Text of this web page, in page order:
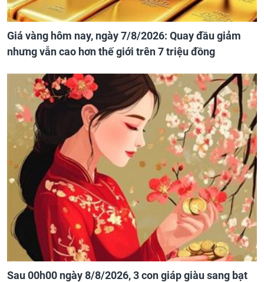
Giá vàng hôm nay, ngày 7/8/2026: Quay đầu giảm
nhưng vẫn cao hơn thế giới trên 7 triệu đồng
Sau 00h00 ngày 8/8/2026, 3 con giáp giàu sang bạt